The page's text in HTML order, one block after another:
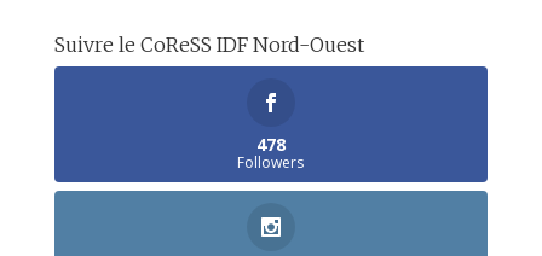
Suivre le CoReSS IDF Nord-Ouest
478
Followers